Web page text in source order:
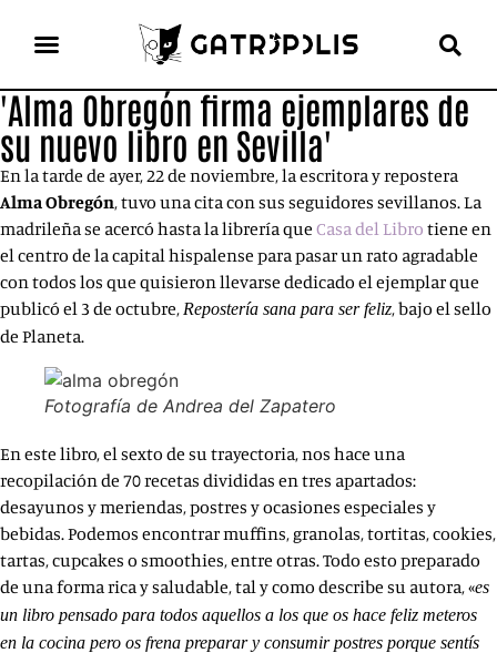
'Alma Obregón firma ejemplares de
su nuevo libro en Sevilla'
En la tarde de ayer, 22 de noviembre, la escritora y repostera
Alma Obregón, tuvo una cita con sus seguidores sevillanos. La
madrileña se acercó hasta la librería que Casa del Libro tiene en
el centro de la capital hispalense para pasar un rato agradable
con todos los que quisieron llevarse dedicado el ejemplar que
publicó el 3 de octubre, Repostería sana para ser feliz, bajo el sello
de Planeta.
Fotografía de Andrea del Zapatero
En este libro, el sexto de su trayectoria, nos hace una
recopilación de 70 recetas divididas en tres apartados:
desayunos y meriendas, postres y ocasiones especiales y
bebidas. Podemos encontrar muffins, granolas, tortitas, cookies,
tartas, cupcakes o smoothies, entre otras. Todo esto preparado
de una forma rica y saludable, tal y como describe su autora, «es
un libro pensado para todos aquellos a los que os hace feliz meteros
en la cocina pero os frena preparar y consumir postres porque sentís